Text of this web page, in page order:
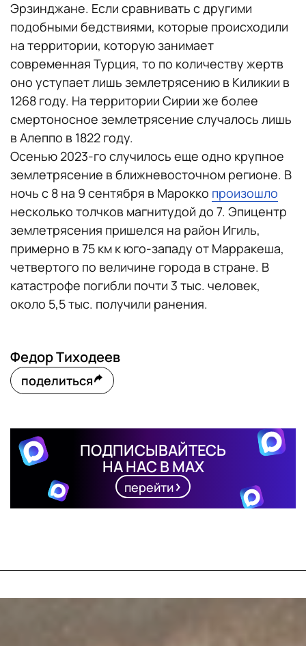
Эрзинджане. Если сравнивать с другими
подобными бедствиями, которые происходили
на территории, которую занимает
современная Турция, то по количеству жертв
оно уступает лишь землетрясению в Киликии в
1268 году. На территории Сирии же более
смертоносное землетрясение случалось лишь
в Алеппо в 1822 году.
Осенью 2023-го случилось еще одно крупное
землетрясение в ближневосточном регионе. В
ночь с 8 на 9 сентября в Марокко произошло
несколько толчков магнитудой до 7. Эпицентр
землетрясения пришелся на район Игиль,
примерно в 75 км к юго-западу от Марракеша,
четвертого по величине города в стране. В
катастрофе погибли почти 3 тыс. человек,
около 5,5 тыс. получили ранения.
Федор Тиходеев
поделиться
ПОДПИСЫВАЙТЕСЬ
НА НАС В MAX
перейти